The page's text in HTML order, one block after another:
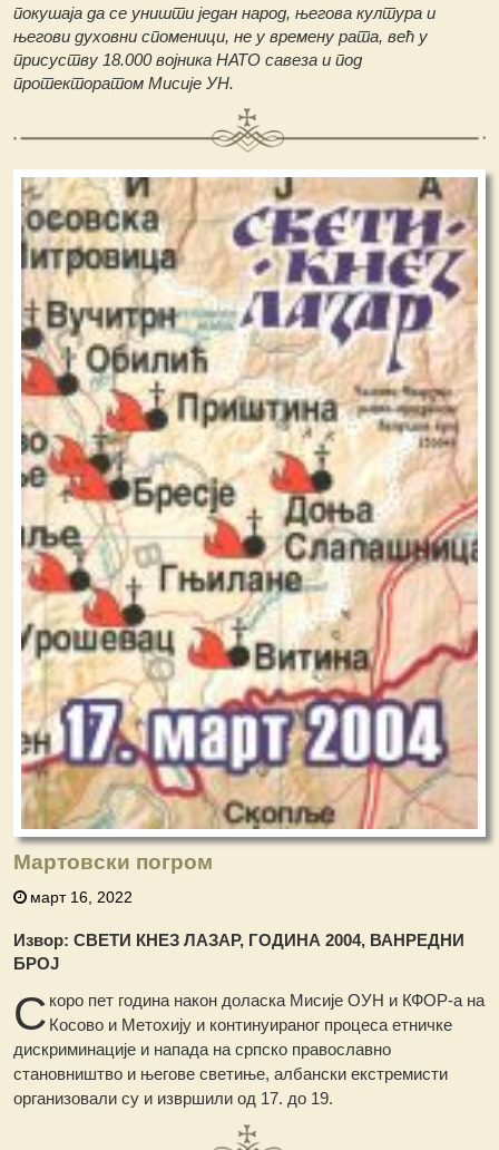
покушаја да се уништи један народ, његова култура и
његови духовни споменици, не у времену рата, већ у
присуству 18.000 војника НАТО савеза и под
протекторатом Мисије УН.
Мартовски погром
март 16, 2022
Извор: СВЕТИ КНЕЗ ЛАЗАР, ГОДИНА 2004, ВАНРЕДНИ
БРОЈ
С коро пет година након доласка Мисије ОУН и КФОР-а на
Косово и Метохију и континуираног процеса етничке
дискриминације и напада на српско православно
становништво и његове светиње, албански екстремисти
организовали су и извршили од 17. до 19.